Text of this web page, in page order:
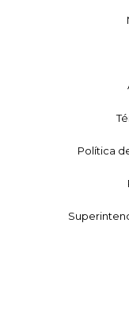
Política